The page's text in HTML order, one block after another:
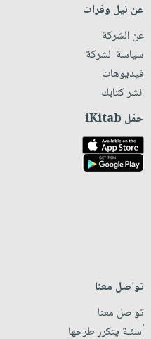
عن نيل وفرات
عن الشركة
سياسة الشركة
فيديوهات
انشر كتابك
حمّل iKitab
تواصل معنا
تواصل معنا
أسئلة يتكرر طرحها